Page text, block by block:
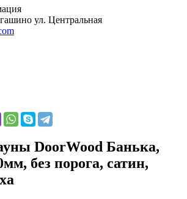
ул. Центральная
DoorWood Банька,
без порога, сатин,